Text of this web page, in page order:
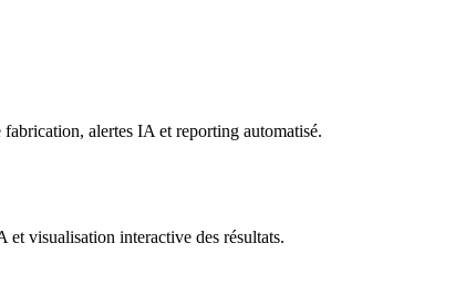
alertes IA et reporting automatisé.
visualisation interactive des résultats.